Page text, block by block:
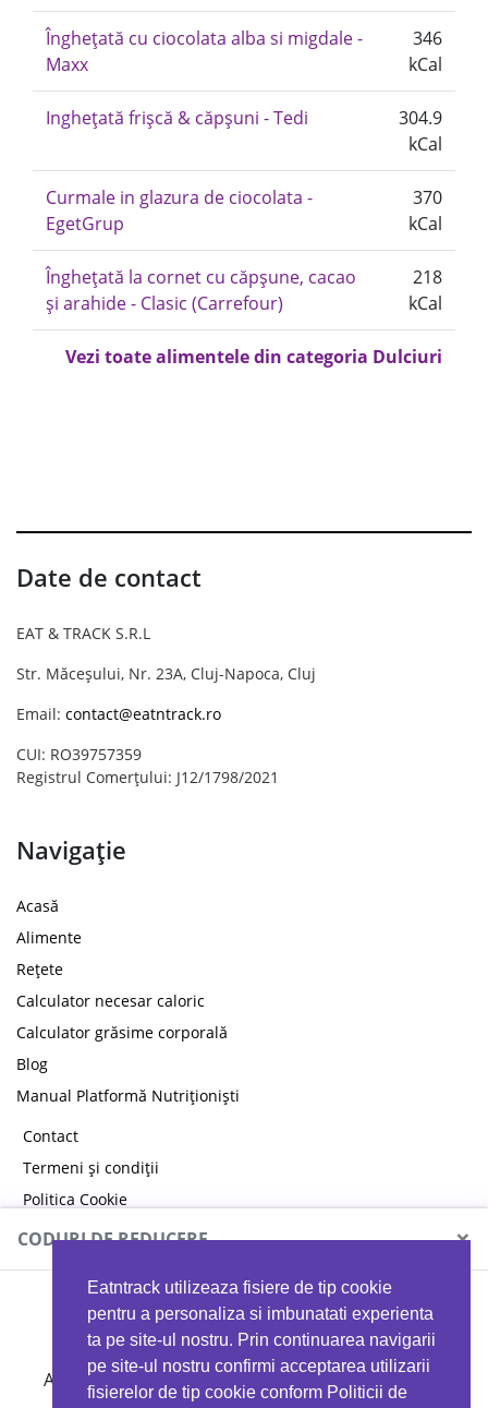
Eatntrack utilizeaza fisiere de tip cookie
pentru a personaliza si imbunatati experienta
ta pe site-ul nostru. Prin continuarea navigarii
pe site-ul nostru confirmi acceptarea utilizarii
fisierelor de tip cookie conform Politicii de
Înghețată cu ciocolata alba si migdale -
Maxx
346
kCal
Inghețată frișcă & căpșuni - Tedi
304.9
kCal
Curmale in glazura de ciocolata -
EgetGrup
370
kCal
Înghețată la cornet cu căpșune, cacao
și arahide - Clasic (Carrefour)
218
kCal
Vezi toate alimentele din categoria Dulciuri
Date de contact
EAT & TRACK S.R.L
Str. Măceșului, Nr. 23A, Cluj-Napoca, Cluj
Email: contact@eatntrack.ro
CUI: RO39757359
Registrul Comerțului: J12/1798/2021
Navigație
Acasă
Alimente
Rețete
Calculator necesar caloric
Calculator grăsime corporală
Blog
Manual Platformă Nutriționiști
Contact
Termeni și condiții
Politica Cookie
Politica de confidențialitate
CODURI DE REDUCERE ×
MYPROTEIN
Ai 40%reducere la orice comandă folosind codul